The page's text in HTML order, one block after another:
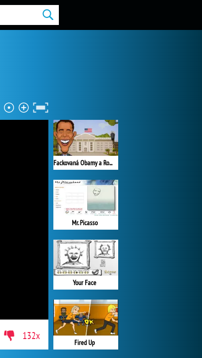
Fackovaná Obamy a Romneyho
Mr. Picasso
Your Face
Fired Up
132x